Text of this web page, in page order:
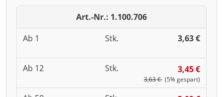
Art.-Nr.: 1.100.706
Ab 1
Stk. 3,63 €
Ab 12 Stk. 3,45 €
3,63 € (5% gespart)